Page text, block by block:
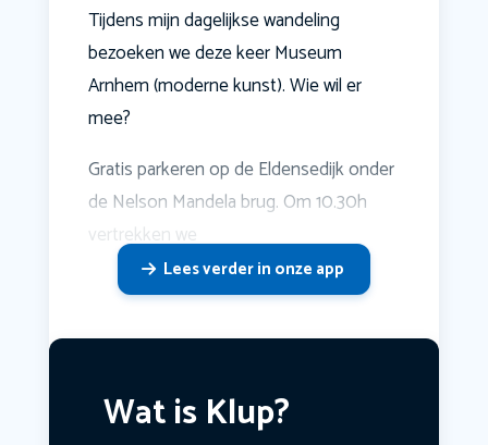
Tijdens mijn dagelijkse wandeling
bezoeken we deze keer Museum
Arnhem (moderne kunst). Wie wil er
mee?
Gratis parkeren op de Eldensedijk onder
de Nelson Mandela brug. Om 10.30h
vertrekken we
Lees verder in onze app
Wat is Klup?